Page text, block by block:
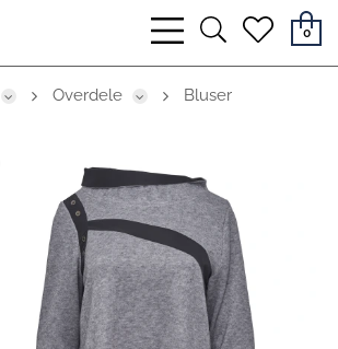
bars
light
searchheart
0
Overdele Bluser